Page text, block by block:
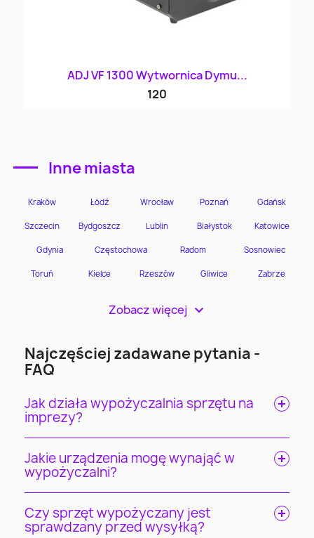
ADJ VF 1300 Wytwornica Dymu...
120
Inne miasta
Zobacz więcej >
Najczęściej zadawane pytania -
FAQ
Jak działa wypożyczalnia sprzętu na
imprezy?
Jakie urządzenia mogę wynająć w
wypożyczalni?
Czy sprzęt wypożyczany jest
sprawdzany przed wysyłką?